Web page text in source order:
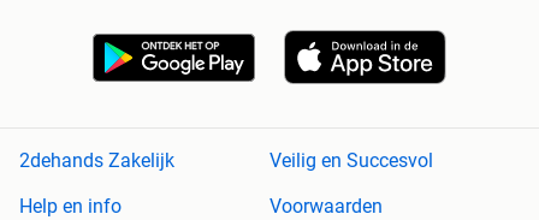
2dehands Zakelijk
Veilig en Succesvol
Help en info
Voorwaarden